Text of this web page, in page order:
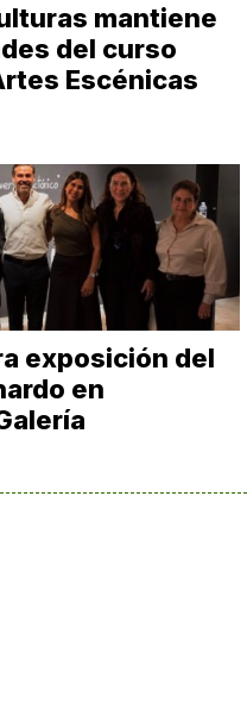
mantiene
del curso
Escénicas
exposición del
en